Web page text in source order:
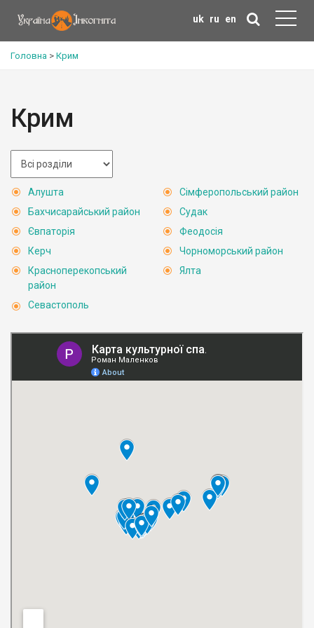
uk ru en
Головна > Крим
Крим
Алушта
Бахчисарайський район
Євпаторія
Керч
Красноперекопський
район
Севастополь
Сімферопольський район
Судак
Феодосія
Чорноморський район
Ялта